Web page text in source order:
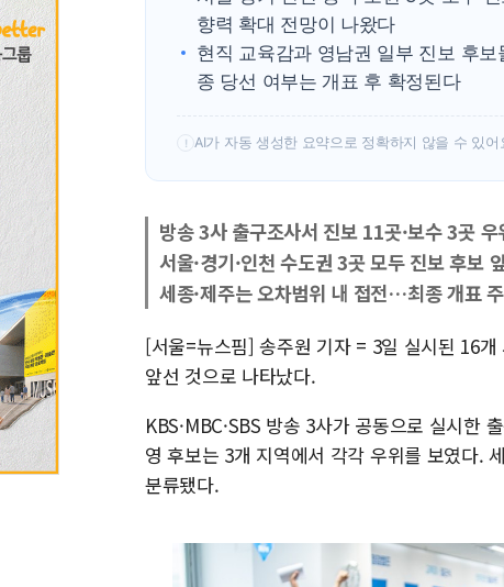
향력 확대 전망이 나왔다
현직 교육감과 영남권 일부 진보 후
종 당선 여부는 개표 후 확정된다
! AI가 자동 생성한 요약으로 정확하지 않을 수 있어
방송 3사 출구조사서 진보 11곳·보수 3곳 우
서울·경기·인천 수도권 3곳 모두 진보 후보
세종·제주는 오차범위 내 접전…최종 개표
[서울=뉴스핌] 송주원 기자 = 3일 실시된 16
앞선 것으로 나타났다.
KBS·MBC·SBS 방송 3사가 공동으로 실시한
영 후보는 3개 지역에서 각각 우위를 보였다.
분류됐다.